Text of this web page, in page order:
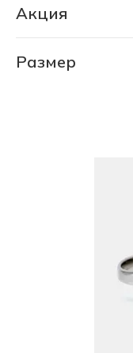
Кошки
Акция
СКИДКА 30%
Размер